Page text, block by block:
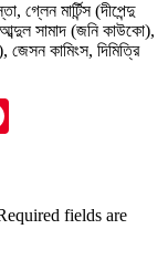
গ্লেন মার্টিন্স (দীপেন্দু
আব্দুল সামাদ (জনি কাউকো),
জেসন কামিংস, দিমিত্রি
fields are